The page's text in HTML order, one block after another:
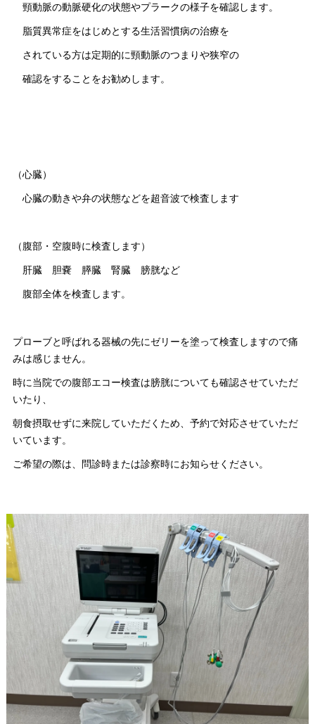
頸動脈の動脈硬化の状態やプラークの様子を確認します。
脂質異常症をはじめとする生活習慣病の治療を
されている方は定期的に頸動脈のつまりや狭窄の
確認をすることをお勧めします。
（心臓）
心臓の動きや弁の状態などを超音波で検査します
（腹部・空腹時に検査します）
肝臓 胆嚢 膵臓 腎臓 膀胱など
腹部全体を検査します。
プローブと呼ばれる器械の先にゼリーを塗って検査しますので痛
みは感じません。
時に当院での腹部エコー検査は膀胱についても確認させていただ
いたり、
朝食摂取せずに来院していただくため、予約で対応させていただ
いています。
ご希望の際は、問診時または診察時にお知らせください。